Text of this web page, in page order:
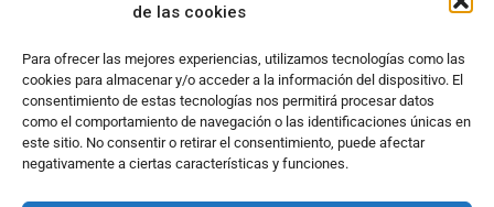
de las cookies
Para ofrecer las mejores experiencias, utilizamos tecnologías como las
cookies para almacenar y/o acceder a la información del dispositivo. El
consentimiento de estas tecnologías nos permitirá procesar datos
como el comportamiento de navegación o las identificaciones únicas en
este sitio. No consentir o retirar el consentimiento, puede afectar
negativamente a ciertas características y funciones.
Política de cookies (UE)